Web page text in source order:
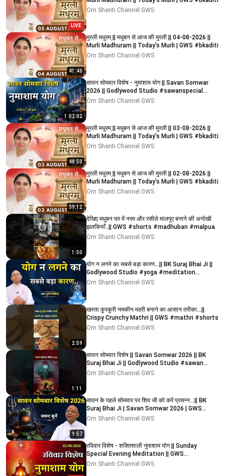
LIVE
Om Shanti Channel GWS
41:46
मुरली मधुरम् || मधुबन से आज की मुरली || 04-08-2026 ||
Murli Madhuram || Today's Murli | GWS #bkaditi
Om Shanti Channel GWS
1:02:02
सावन सोमवार विशेष - नुमाशाम योग || Savan Somwar
2026 || Godlywood Studio #sawanspecial
#meditation
Om Shanti Channel GWS
48:50
मुरली मधुरम् || मधुबन से आज की मुरली || 03-08-2026 ||
Murli Madhuram || Today's Murli | GWS #bkaditi
Om Shanti Channel GWS
39:12
मुरली मधुरम् || मधुबन से आज की मुरली || 02-08-2026 ||
Murli Madhuram || Today's Murli | GWS #bkaditi
Om Shanti Channel GWS
1:50
देखिए मधुबन घर में नरम और रसीले मालपुए बनाने की अनोखी
झलकियाँ..|| GWS #shorts #madhuban #malpua
Om Shanti Channel GWS
योग न लगने का सबसे बड़ा कारण...|| BK Suraj Bhai Ji ||
Godlywood Studio #yoga #meditation
#rajyoga
Om Shanti Channel GWS
2:59
खस्ता कुरकुरी नमकीन मठरी बनाने का आसान तरीका...||
Crispy Crunchy Mathri || GWS #mathri #shorts
Om Shanti Channel GWS
1:11
सावन सोमवार विशेष || Savan Somwar 2026 || BK
Suraj Bhai Ji || Godlywood Studio #sawan
#shorts
Om Shanti Channel GWS
9:57
सावन के पहले सोमवार पर शिव जी को करें प्रसन्न...|| BK
Suraj Bhai Ji | Savan Somwar 2026 | GWS
#sawan
Om Shanti Channel GWS
रविवार विशेष - शक्तिशाली नुमाशाम योग || Sunday
Special Evening Meditation || GWS
#numashamyog #yoga
Om Shanti Channel GWS